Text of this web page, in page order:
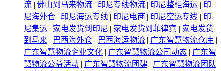
流 | 佛山到马来物流 | 印尼专线物流 | 印尼整柜海运 | 印
尼海外仓 | 印尼海运专线 | 印尼电商 | 印尼空运专线 | 印
尼集运 | 家电发货到印尼 | 家电发货到菲律宾 | 家电发货
到马来 | 巴西海外仓 | 巴西海运物流 | 广东智慧物流仓库 |
广东智慧物流企业文化 | 广东智慧物流公司动态 | 广东智
慧物流公益活动 | 广东智慧物流团建 | 广东智慧物流团队